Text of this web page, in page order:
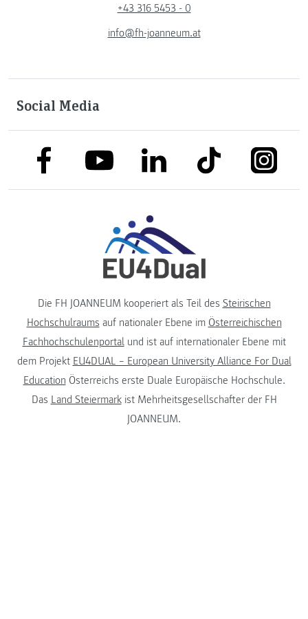
+43 316 5453 - 0
info@fh-joanneum.at
Social Media
link to facebooklink to youtubelink to linkedinlink to tiktok link to
Die FH JOANNEUM kooperiert als Teil des Steirischen
Hochschulraums auf nationaler Ebene im Österreichischen
Fachhochschulenportalund ist auf internationaler Ebene mit
dem Projekt EU4DUAL – European University Alliance For Dual
Education Österreichs erste Duale Europäische Hochschule.
Das Land Steiermarkist Mehrheitsgesellschafter der FH
JOANNEUM.